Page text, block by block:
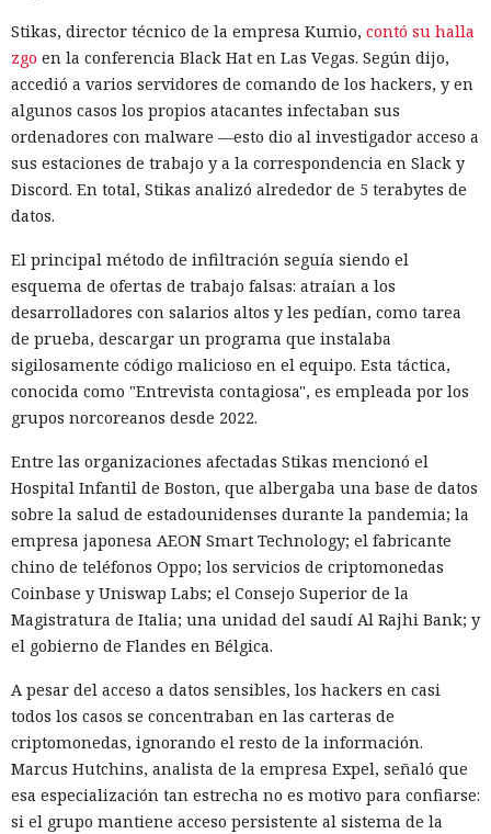
Stikas, director técnico de la empresa Kumio, contó su halla
zgo en la conferencia Black Hat en Las Vegas. Según dijo,
accedió a varios servidores de comando de los hackers, y en
algunos casos los propios atacantes infectaban sus
ordenadores con malware —esto dio al investigador acceso a
sus estaciones de trabajo y a la correspondencia en Slack y
Discord. En total, Stikas analizó alrededor de 5 terabytes de
datos.
El principal método de infiltración seguía siendo el
esquema de ofertas de trabajo falsas: atraían a los
desarrolladores con salarios altos y les pedían, como tarea
de prueba, descargar un programa que instalaba
sigilosamente código malicioso en el equipo. Esta táctica,
conocida como "Entrevista contagiosa", es empleada por los
grupos norcoreanos desde 2022.
Entre las organizaciones afectadas Stikas mencionó el
Hospital Infantil de Boston, que albergaba una base de datos
sobre la salud de estadounidenses durante la pandemia; la
empresa japonesa AEON Smart Technology; el fabricante
chino de teléfonos Oppo; los servicios de criptomonedas
Coinbase y Uniswap Labs; el Consejo Superior de la
Magistratura de Italia; una unidad del saudí Al Rajhi Bank; y
el gobierno de Flandes en Bélgica.
A pesar del acceso a datos sensibles, los hackers en casi
todos los casos se concentraban en las carteras de
criptomonedas, ignorando el resto de la información.
Marcus Hutchins, analista de la empresa Expel, señaló que
esa especialización tan estrecha no es motivo para confiarse:
si el grupo mantiene acceso persistente al sistema de la